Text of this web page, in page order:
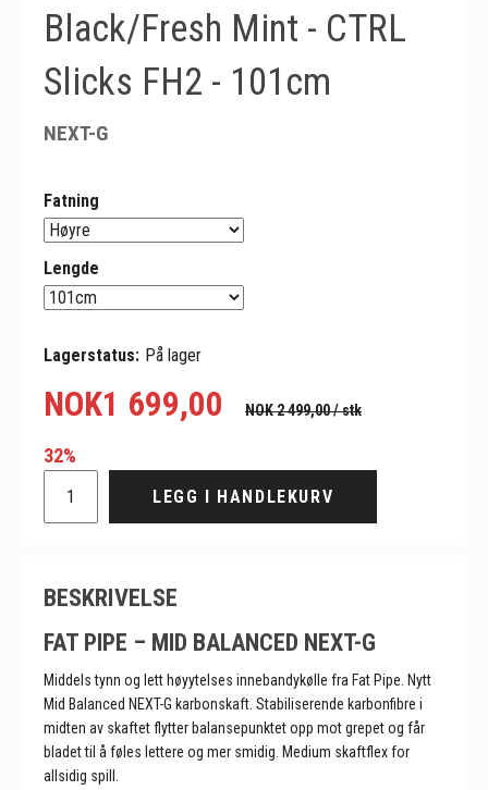
Black/Fresh Mint - CTRL
Slicks FH2 - 101cm
NEXT-G
Fatning
Lengde
Lagerstatus: På lager
NOK1 699,00 NOK 2 499,00/ stk
32%
LEGG I HANDLEKURV
BESKRIVELSE
FAT PIPE – MID BALANCED NEXT-G
Middels tynn og lett høyytelses innebandykølle fra Fat Pipe. Nytt
Mid Balanced NEXT-G karbonskaft. Stabiliserende karbonfibre i
midten av skaftet flytter balansepunktet opp mot grepet og får
bladet til å føles lettere og mer smidig. Medium skaftflex for
allsidig spill.